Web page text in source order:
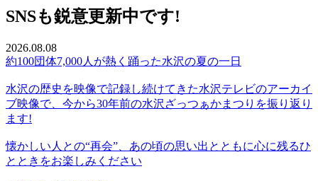
SNSも鋭意更新中です!
2026.08.08
約100団体7,000人が熱く踊った水沢の夏の一日
水沢の歴史を映像で記録し続けてきた水沢テレビのアーカイ
ブ映像で、今から30年前の水沢ざっつぁかまつりを振り返り
ます!
懐かしい人との“再会”、あの頃の思い出とともに心に残るひ
とときをお楽しみください